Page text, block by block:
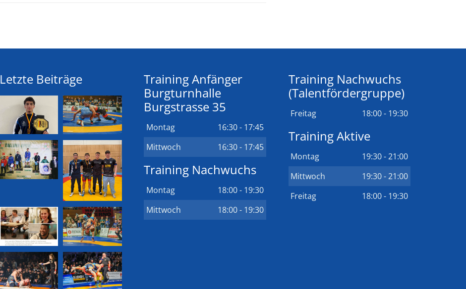
Letzte Beiträge
Training Anfänger
Burgturnhalle
Burgstrasse 35
Montag
16:30 - 17:45
Mittwoch
16:30 - 17:45
Training Nachwuchs
Montag
18:00 - 19:30
Mittwoch
18:00 - 19:30
Training Nachwuchs
(Talentfördergruppe)
Freitag 18:00 - 19:30
Training Aktive
Montag
19:30 - 21:00
Mittwoch
19:30 - 21:00
Freitag
18:00 - 19:30